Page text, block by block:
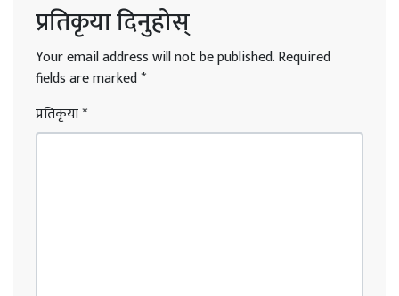
प्रतिकृया दिनुहोस्
Your email address will not be published.Required
fields are marked*
प्रतिकृया*